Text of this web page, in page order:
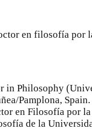
en filosofía por
in Philosophy
Pamplona, Spain.
en Filosofía por
de la